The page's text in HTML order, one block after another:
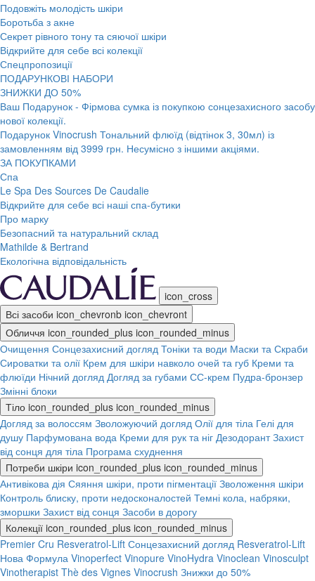
Подовжіть молодість шкіри
Боротьба з акне
Секрет рівного тону та сяючої шкіри
Відкрийте для себе всі колекції
Спецпропозиції
ПОДАРУНКОВІ НАБОРИ
ЗНИЖКИ ДО 50%
Ваш Подарунок - Фірмова сумка із покупкою сонцезахисного засобу
нової колекції.
Подарунок Vinocrush Тональний флюїд (відтінок 3, 30мл) із
замовленням від 3999 грн. Несумісно з іншими акціями.
ЗА ПОКУПКАМИ
Спа
Le Spa Des Sources De Caudalie
Відкрийте для себе всі наші спа-бутики
Про марку
Безопасний та натуральний склад
Mathilde & Bertrand
Екологічна відповідальність
icon_cross
Всі засоби icon_chevronb icon_chevront
Обличчя icon_rounded_plus icon_rounded_minus
Очищення Сонцезахисний догляд Тоніки та води Маски та Скраби
Сироватки та олії Крем для шкіри навколо очей та губ Креми та
флюїди Нічний догляд Догляд за губами СС-крем Пудра-бронзер
Змінні блоки
Тіло icon_rounded_plus icon_rounded_minus
Догляд за волоссям Зволожуючий догляд Олії для тіла Гелі для
душу Парфумована вода Креми для рук та ніг Дезодорант Захист
від сонця для тіла Програма схуднення
Потреби шкіри icon_rounded_plus icon_rounded_minus
Антивікова дія Сяяння шкіри, проти пігментації Зволоження шкіри
Контроль блиску, проти недосконалостей Темні кола, набряки,
зморшки Захист від сонця Засоби в дорогу
Колекції icon_rounded_plus icon_rounded_minus
Premier Cru Resveratrol-Lift Сонцезахисний догляд Resveratrol-Lift
Нова Формула Vinoperfect Vinopure VinoHydra Vinoclean Vinosculpt
Vinotherapist Thè des Vignes Vinocrush Знижки до 50%